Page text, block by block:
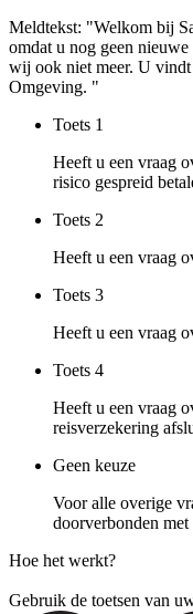
Meldtekst: "Welkom bij
omdat u nog geen
wij ook niet meer. U
Omgeving. "
Toets 1
Heeft u een vraag
risico gespreid
Toets 2
Heeft u een vraag
Toets 3
Heeft u een vraag
Toets 4
Heeft u een vraag
reisverzekering
Geen keuze
Voor alle overige
doorverbonden
Hoe het werkt?
Gebruik de toetsen van